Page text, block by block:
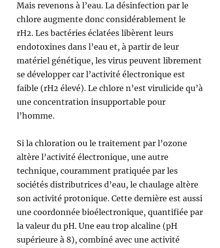
Mais revenons à l’eau. La désinfection par le
chlore augmente donc considérablement le
rH2. Les bactéries éclatées libèrent leurs
endotoxines dans l’eau et, à partir de leur
matériel génétique, les virus peuvent librement
se développer car l’activité électronique est
faible (rH2 élevé). Le chlore n’est virulicide qu’à
une concentration insupportable pour
l’homme.
Si la chloration ou le traitement par l’ozone
altère l’activité électronique, une autre
technique, couramment pratiquée par les
sociétés distributrices d’eau, le chaulage altère
son activité protonique. Cette dernière est aussi
une coordonnée bioélectronique, quantifiée par
la valeur du pH. Une eau trop alcaline (pH
supérieure à 8), combiné avec une activité